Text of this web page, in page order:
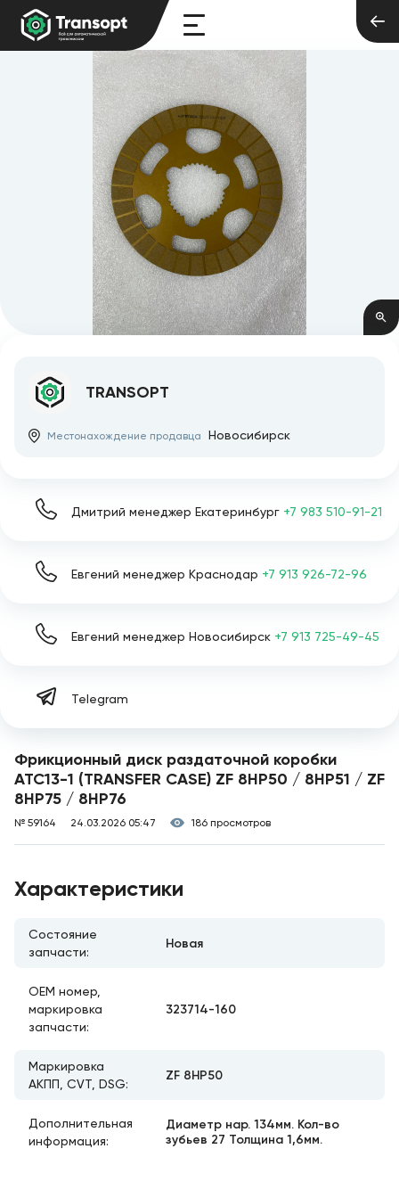
Фрикционный диск раздаточной коробки
ATC13-1 (TRANSFER CASE) ZF 8HP50 / 8HP51 / ZF
8HP75 / 8HP76
№ 59164 24.03.2026 05:47 186 просмотров
Характеристики
Состояние
запчасти:
Новая
ОЕМ номер,
маркировка
запчасти:
323714-160
Маркировка
АКПП, CVT, DSG:
ZF 8HP50
Дополнительная
информация:
Диаметр нар. 134мм. Кол-во
зубьев 27 Толщина 1,6мм.
Telegram
Евгений менеджер Новосибирск +7 913 725-49-45
Евгений менеджер Краснодар +7 913 926-72-96
Дмитрий менеджер Екатеринбург +7 983 510-91-21
TRANSOPT
Местонахождение продавца Новосибирск